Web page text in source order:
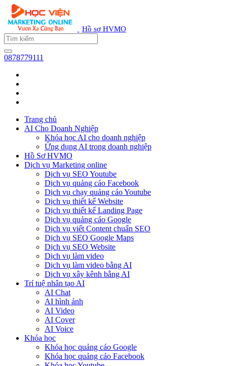
Hồ sơ HVMO
0878779111
Trang chủ
AI Cho Doanh Nghiệp
Khóa học AI cho doanh nghiệp
Ứng dụng AI trong doanh nghiệp
Hồ Sơ HVMO
Dịch vụ Marketing online
Dịch vụ SEO Youtube
Dịch vụ quảng cáo Facebook
Dịch vụ chạy quảng cáo Youtube
Dịch vụ thiết kế Website
Dịch vụ thiết kế Landing Page
Dịch vụ quảng cáo Google
Dịch vụ viết Content chuẩn SEO
Dịch vụ SEO Google Maps
Dịch vụ SEO Website
Dịch vụ làm video
Dịch vụ làm video bằng AI
Dịch vụ xây kênh bằng AI
Trí tuệ nhân tạo AI
AI Chat
AI hình ảnh
AI Video
AI Cover
AI Voice
Khóa học
Khóa học quảng cáo Google
Khóa học quảng cáo Facebook